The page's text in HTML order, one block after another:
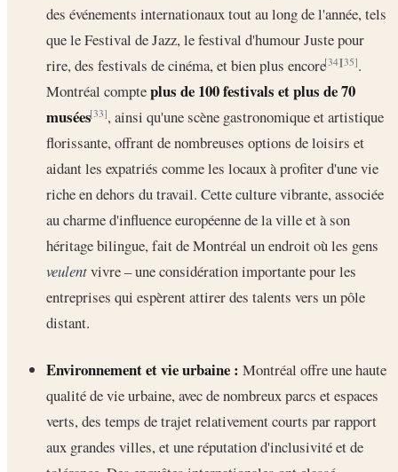
des événements internationaux tout au long de l'année, tels
que le Festival de Jazz, le festival d'humour Juste pour
rire, des festivals de cinéma, et bien plus encore[34][35].
Montréal compteplus de 100 festivals et plus de 70
musées[33], ainsi qu'une scène gastronomique et artistique
florissante, offrant de nombreuses options de loisirs et
aidant les expatriés comme les locaux à profiter d'une vie
riche en dehors du travail. Cette culture vibrante, associée
au charme d'influence européenne de la ville et à son
héritage bilingue, fait de Montréal un endroit où les gens
veulentvivre – une considération importante pour les
entreprises qui espèrent attirer des talents vers un pôle
distant.
Environnement et vie urbaine : Montréal offre une haute
qualité de vie urbaine, avec de nombreux parcs et espaces
verts, des temps de trajet relativement courts par rapport
aux grandes villes, et une réputation d'inclusivité et de